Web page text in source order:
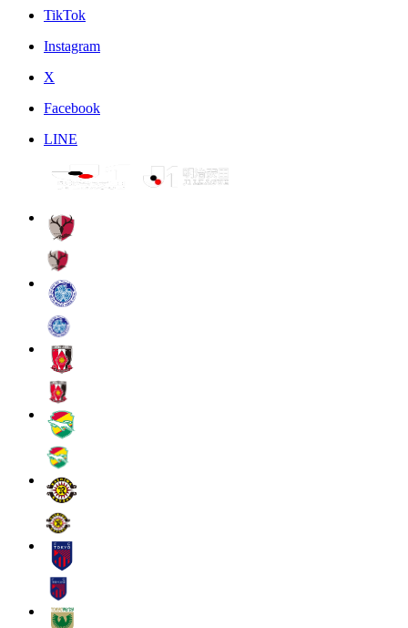
TikTok
Instagram
X
Facebook
LINE